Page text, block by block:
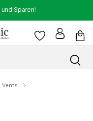
und Sparen!
Vents